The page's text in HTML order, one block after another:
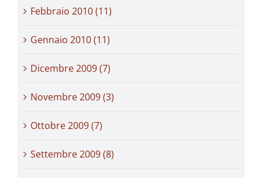
Febbraio 2010 (11)
Gennaio 2010 (11)
Dicembre 2009 (7)
Novembre 2009 (3)
Ottobre 2009 (7)
Settembre 2009 (8)